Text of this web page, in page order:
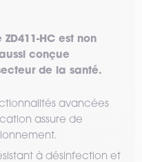
HC est non
conçue
de la santé.
avancées
assure de
à désinfection et